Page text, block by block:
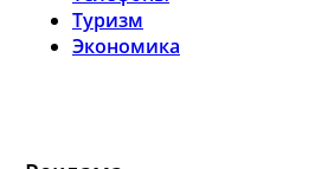
Туризм
Экономика